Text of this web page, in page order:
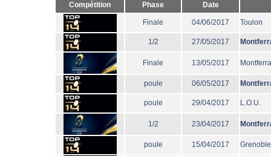
Compétition Phase Date
Finale 04/06/2017 Toulon
1/2 27/05/2017
Finale 13/05/2017
poule 06/05/2017
poule 29/04/2017 L.O.U.
1/2 23/04/2017
poule 15/04/2017 Grenoble